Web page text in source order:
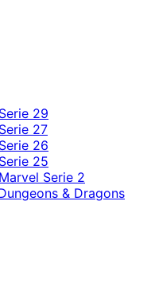
29
27
26
25
Serie 2
& Dragons